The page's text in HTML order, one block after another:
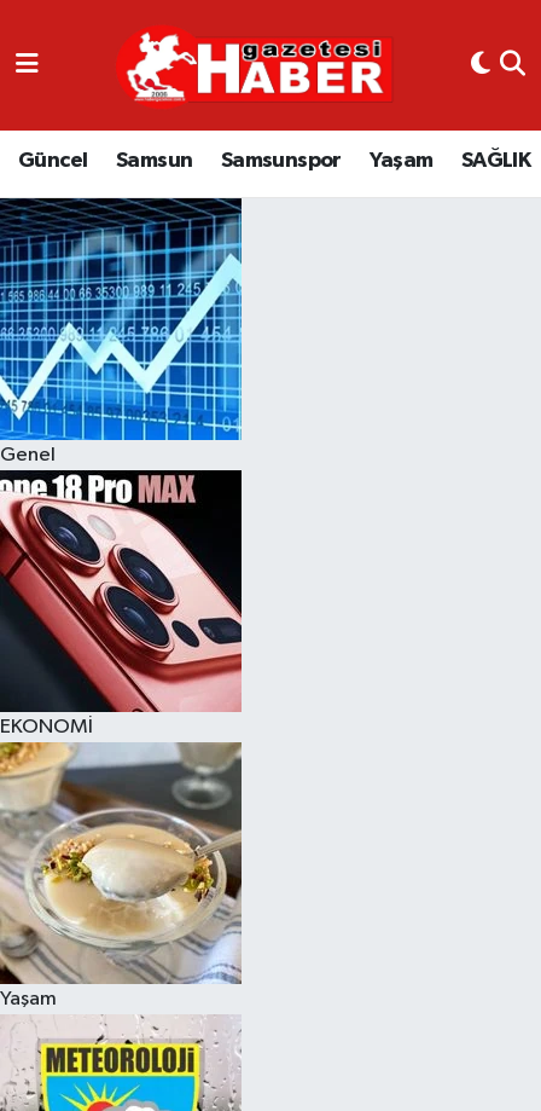
Güncel Samsun Samsunspor Yaşam SAĞLIK
Genel
EKONOMİ
Yaşam
GÜNCEL
SAMSUN
SAMSUNSPOR
EKONOMİ
YAŞAM